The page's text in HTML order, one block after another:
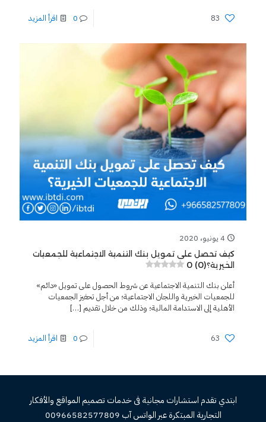
83
0 اقرأ المزيد
4 يونيو، 2020
كيف تحصل على تمويل بنك التنمية الاجتماعية للجمعيات
الخيرية؟0 (0)
أعلن بنك التنمية الاجتماعية عن شروط الحصول على تمويل «دائم»
للجمعيات الخيرية واللجان الاجتماعية؛ من أجل تحفيز الجمعيات
الأهلية إلى الاستدامة المالية؛ وذلك من خلال تقديم […]
63
0 اقرأ المزيد
ابتدي تقدم استشارات مجانية فى خدمات تصميم المواقع والأفكار
التجارية المبتكرة عبر الواتس آب 00966582577809